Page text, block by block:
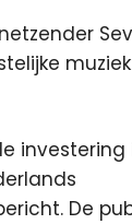
muziek
investering
De